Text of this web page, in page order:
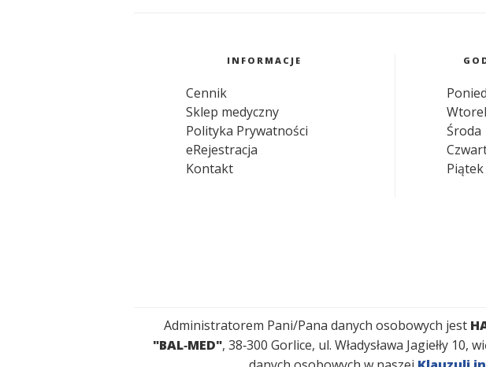
INFORMACJE
Cennik
Sklep medyczny
Polityka Prywatności
eRejestracja
Kontakt
Środa
Piątek
Administratorem Pani/Pana danych osobowych jest
"BAL‑MED", 38‑300 Gorlice, ul. Władysława Jagiełły